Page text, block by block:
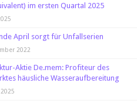
im ersten Quartal 2025
April sorgt für Unfallserien
2022
Aktie De.mem: Profiteur des
häusliche Wasseraufbereitung